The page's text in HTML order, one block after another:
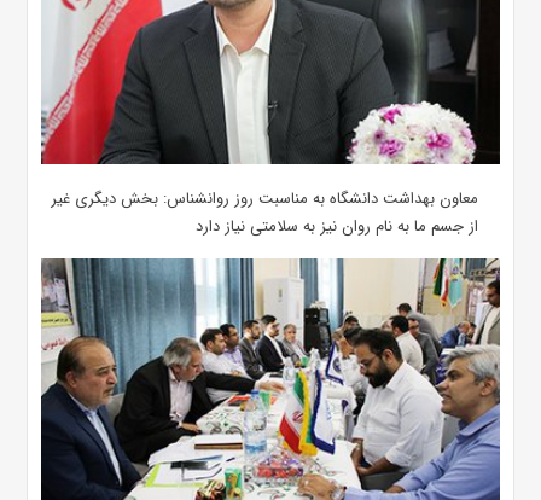
معاون بهداشت دانشگاه به مناسبت روز روانشناس: بخش دیگری غیر
از جسم ما به نام روان نیز به سلامتی نیاز دارد